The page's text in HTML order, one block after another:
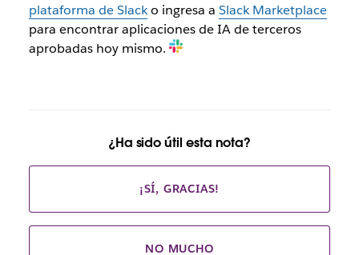
plataforma de Slacko ingresa a Slack Marketplace
para encontrar aplicaciones de IA de terceros
aprobadas hoy mismo.
¿Ha sido útil esta nota?
¡SÍ, GRACIAS!
NO MUCHO